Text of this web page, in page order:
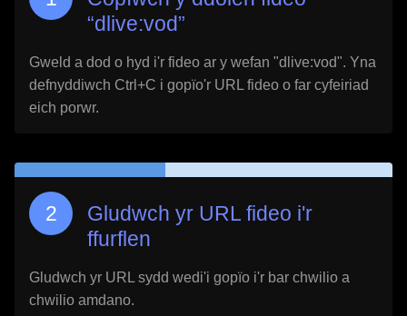
“dlive:vod”
Gweld a dod o hyd i'r fideo ar y wefan "dlive:vod". Yna
defnyddiwch Ctrl+C i gopïo'r URL fideo o far cyfeiriad
eich porwr.
Gludwch yr URL fideo i'r
ffurflen
Gludwch yr URL sydd wedi'i gopïo i'r bar chwilio a
chwilio amdano.